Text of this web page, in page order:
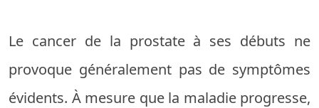
Le cancer de la prostate à ses débuts ne
provoque généralement pas de symptômes
évidents. À mesure que la maladie progresse,